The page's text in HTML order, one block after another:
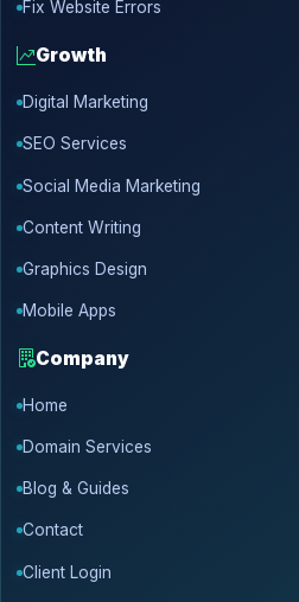
Fix Website Errors
Growth
Digital Marketing
SEO Services
Social Media Marketing
Content Writing
Graphics Design
Mobile Apps
Company
Home
Domain Services
Blog & Guides
Contact
Client Login